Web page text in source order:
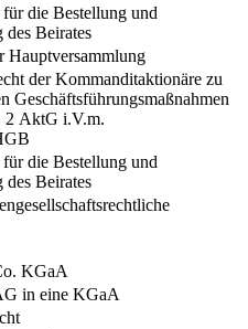
die Bestellung und
des Beirates
Hauptversammlung
der Kommanditaktionäre zu
Geschäftsführungsmaßnahmen
2 AktG i.V.m.
die Bestellung und
des Beirates
KGaA
in eine KGaA